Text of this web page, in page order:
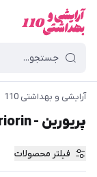
آرایشی و بهداشتی 110
پریورین - Priorin
فیلتر محصولات